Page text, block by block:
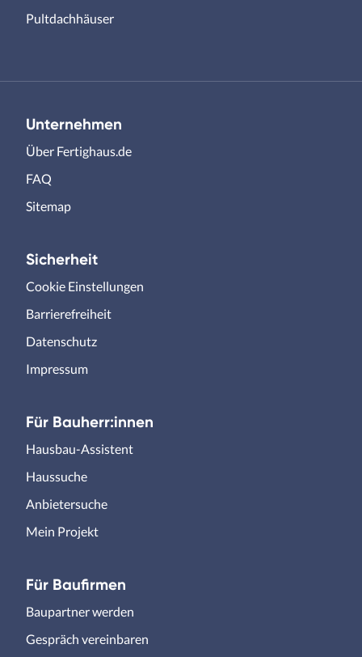
Pultdachhäuser
Unternehmen
Über Fertighaus.de
FAQ
Sitemap
Sicherheit
Cookie Einstellungen
Barrierefreiheit
Datenschutz
Impressum
Für Bauherr:innen
Hausbau-Assistent
Haussuche
Anbietersuche
Mein Projekt
Für Baufirmen
Baupartner werden
Gespräch vereinbaren